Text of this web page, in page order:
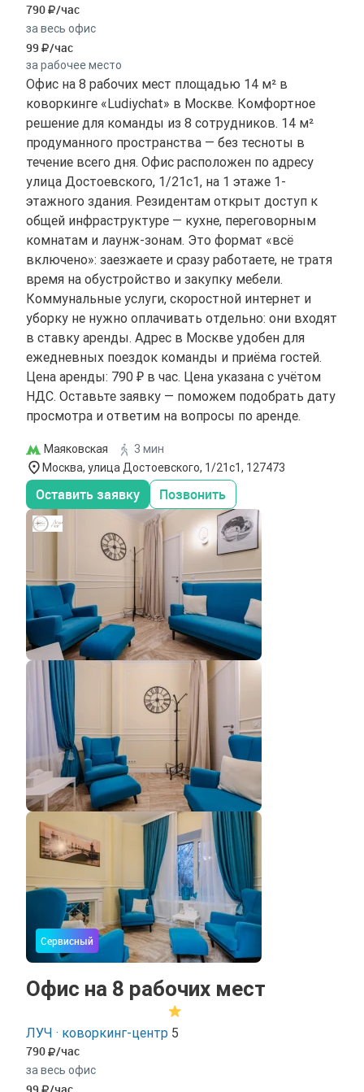
790 /час
за весь офис
99 /час
за рабочее место
Офис на 8 рабочих мест площадью 14 м² в
коворкинге «Ludiychat» в Москве. Комфортное
решение для команды из 8 сотрудников. 14 м²
продуманного пространства — без тесноты в
течение всего дня. Офис расположен по адресу
улица Достоевского, 1/21с1, на 1 этаже 1-
этажного здания. Резидентам открыт доступ к
общей инфраструктуре — кухне, переговорным
комнатам и лаунж-зонам. Это формат «всё
включено»: заезжаете и сразу работаете, не тратя
время на обустройство и закупку мебели.
Коммунальные услуги, скоростной интернет и
уборку не нужно оплачивать отдельно: они входят
в ставку аренды. Адрес в Москве удобен для
ежедневных поездок команды и приёма гостей.
Цена аренды: 790 ₽ в час. Цена указана с учётом
НДС. Оставьте заявку — поможем подобрать дату
просмотра и ответим на вопросы по аренде.
Маяковская
3 мин
Москва, улица Достоевского, 1/21с1, 127473
Оставить заявку Позвонить
Сервисный
Офис на 8 рабочих мест
ЛУЧ · коворкинг-центр 5
790 /час
за весь офис